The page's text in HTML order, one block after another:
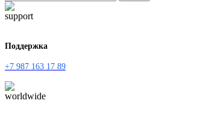
Поддержка
+7 987 163 17 89